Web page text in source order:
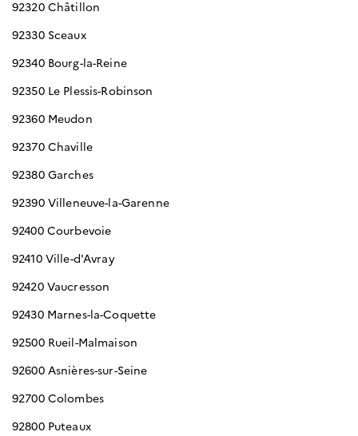
92320 Châtillon
92330 Sceaux
92340 Bourg-la-Reine
92350 Le Plessis-Robinson
92360 Meudon
92370 Chaville
92380 Garches
92390 Villeneuve-la-Garenne
92400 Courbevoie
92410 Ville-d'Avray
92420 Vaucresson
92430 Marnes-la-Coquette
92500 Rueil-Malmaison
92600 Asnières-sur-Seine
92700 Colombes
92800 Puteaux